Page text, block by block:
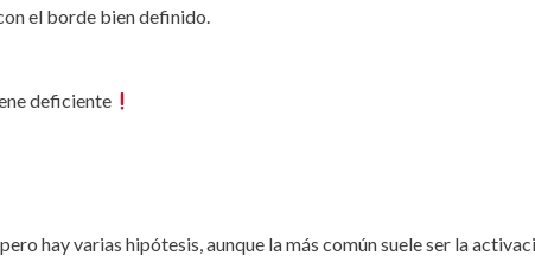
el borde bien definido.
deficiente
hay varias hipótesis, aunque la más común suele ser la